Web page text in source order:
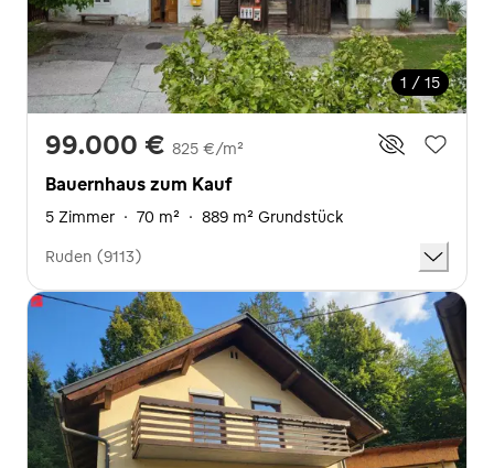
1 / 15
99.000 € 825 €/m²
Bauernhaus zum Kauf
5 Zimmer · 70 m² · 889 m² Grundstück
Ruden (9113)